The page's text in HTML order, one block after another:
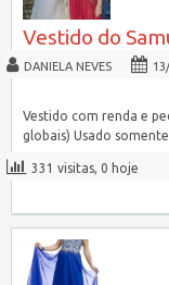
Vestido do
DANIELA NEVES
Vestido com renda e
globais) Usado
331 visitas, 0 hoje